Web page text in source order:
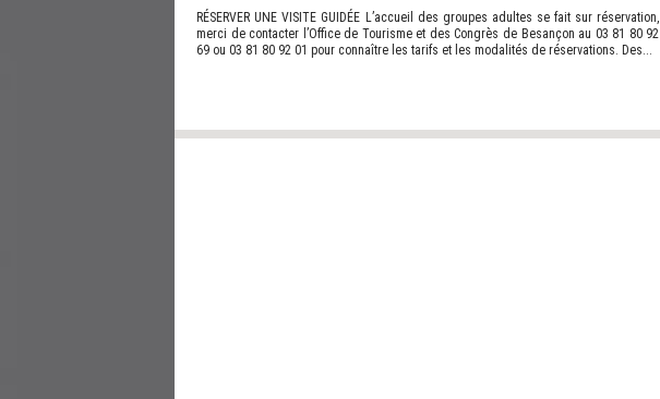
RÉSERVER UNE VISITE GUIDÉE L’accueil des groupes adultes se fait sur réservation,
merci de contacter l’Office de Tourisme et des Congrès de Besançon au 03 81 80 92
69 ou 03 81 80 92 01 pour connaître les tarifs et les modalités de réservations. Des...